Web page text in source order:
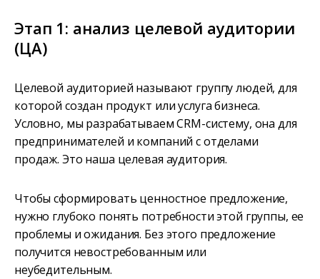
Этап 1: анализ целевой аудитории
(ЦА)
Целевой аудиторией называют группу людей, для
которой создан продукт или услуга бизнеса.
Условно, мы разрабатываем CRM-систему, она для
предпринимателей и компаний с отделами
продаж. Это наша целевая аудитория.
Чтобы сформировать ценностное предложение,
нужно глубоко понять потребности этой группы, ее
проблемы и ожидания. Без этого предложение
получится невостребованным или
неубедительным.